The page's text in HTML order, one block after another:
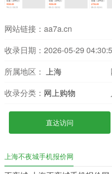
网站链接： aa7a.cn
收录日期：2026-05-29
所属地区： 上海
收录分类： 网上购物
直达访问
上海不夜城手机报价网